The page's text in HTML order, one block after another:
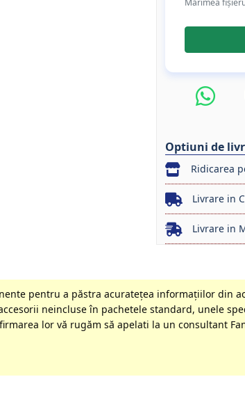
Optiuni de
Ridicarea
Livrare in
Livrare in
pentru a păstra acurateţea informaţiilor din
neincluse în pachetele standard, unele
lor vă rugăm să apelati la un consultant